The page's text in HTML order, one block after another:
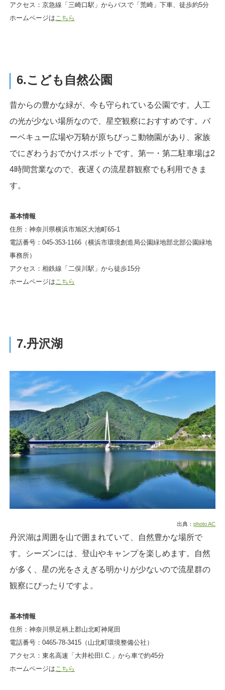
アクセス：京急線「三崎口駅」からバスで「荒崎」下車、徒歩約5分
ホームページはこちら
6.こども自然公園
昔からの豊かな緑が、今も守られている公園です。人工
の光が少ない場所なので、星空観察におすすめです。バ
ーベキュー広場や万騎が原ちびっこ動物園があり、家族
でにぎわうおでかけスポットです。第一・第二駐車場は2
4時間営業なので、夜遅くの流星群観察でも利用できま
す。
基本情報
住所：神奈川県横浜市旭区大池町65-1
電話番号：045-353-1166（横浜市環境創造局公園緑地部北部公園緑地
事務所）
アクセス：相鉄線「二俣川駅」から徒歩15分
ホームページはこちら
7.丹沢湖
出典：photo AC
丹沢湖は周囲を山で囲まれていて、自然豊かな場所で
す。シーズンには、登山やキャンプを楽しめます。自然
が多く、星の光をさえぎる明かりが少ないので流星群の
観察にぴったりですよ。
基本情報
住所：神奈川県足柄上郡山北町神尾田
電話番号：0465-78-3415（山北町環境整備公社）
アクセス：東名高速「大井松田I.C.」から車で約45分
ホームページは こちら